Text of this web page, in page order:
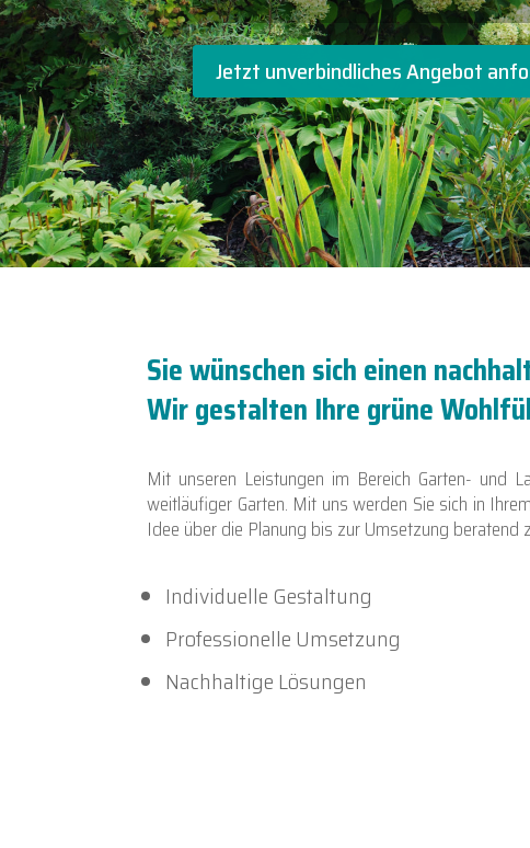
Jetzt unverbindliches Angebot
Sie wünschen sich einen
Wir gestalten Ihre grüne
Mit unseren Leistungen im Bereich Garten- und
weitläufiger Garten. Mit uns werden Sie sich in
Idee über die Planung bis zur Umsetzung beratend
Individuelle Gestaltung
Professionelle Umsetzung
Nachhaltige Lösungen